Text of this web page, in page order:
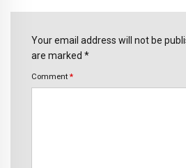
Your email address will not be
are marked *
Comment *